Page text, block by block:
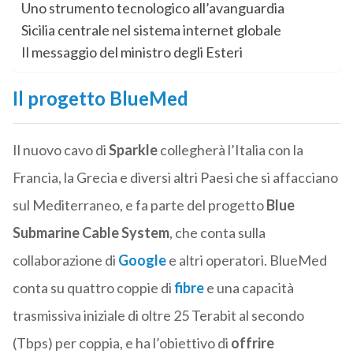
Uno strumento tecnologico all’avanguardia
Sicilia centrale nel sistema internet globale
Il messaggio del ministro degli Esteri
Il progetto BlueMed
Il nuovo cavo diSparklecollegherà l’Italia con la
Francia, la Grecia e diversi altri Paesi che si affacciano
sul Mediterraneo, e fa parte del progettoBlue
Submarine Cable System, che conta sulla
collaborazione di Googlee altri operatori. BlueMed
conta su quattro coppie difibree una capacità
trasmissiva iniziale di oltre 25 Terabit al secondo
(Tbps) per coppia, e ha l’obiettivo di offrire